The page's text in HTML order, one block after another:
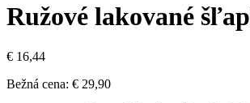
Ružové lakované
€ 16,44
Bežná cena: € 29,90